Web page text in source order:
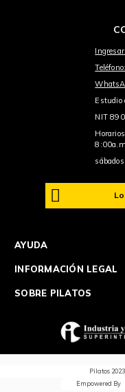
Estudio
NIT
AYUDA
INFORMACIÓN LEGAL
SOBRE PILATOS
Pilatos
Empowered By